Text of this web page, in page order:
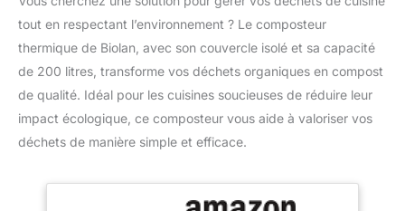
tout en respectant l’environnement ? Le composteur
thermique de Biolan, avec son couvercle isolé et sa capacité
de 200 litres, transforme vos déchets organiques en compost
de qualité. Idéal pour les cuisines soucieuses de réduire leur
impact écologique, ce composteur vous aide à valoriser vos
déchets de manière simple et efficace.